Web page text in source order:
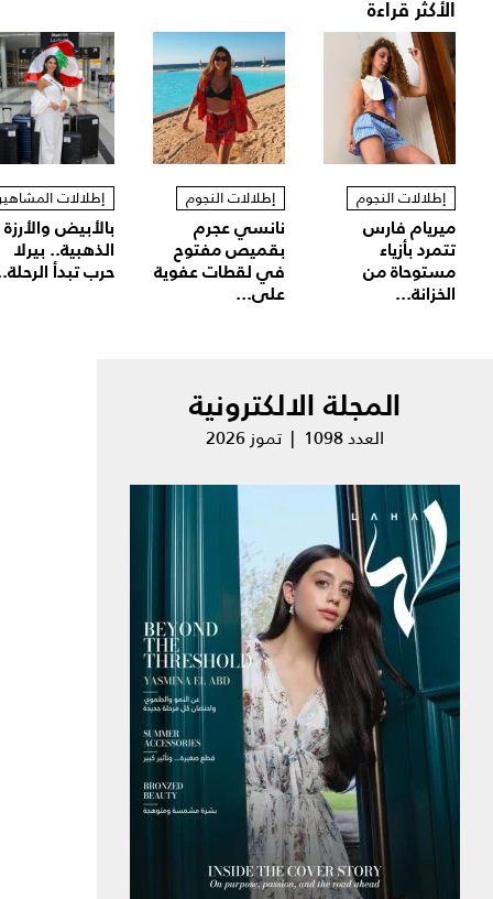
الأكثر قراءة
إطلالات النجوم
ميريام فارس
تتمرد بأزياء
مستوحاة من
الخزانة...
إطلالات النجوم
نانسي عجرم
بقميص مفتوح
في لقطات عفوية
على...
إطلالات
بالأبيض والأرزة
الذهبية.. بيرلا
حرب تبدأ
المجلة الالكترونية
العدد 1098 | تموز 2026